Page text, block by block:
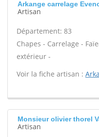
Arkange carrelage
Artisan
Département: 83
Chapes - Carrelage -
extérieur -
Voir la fiche artisan :
Monsieur olivier thorel
Artisan